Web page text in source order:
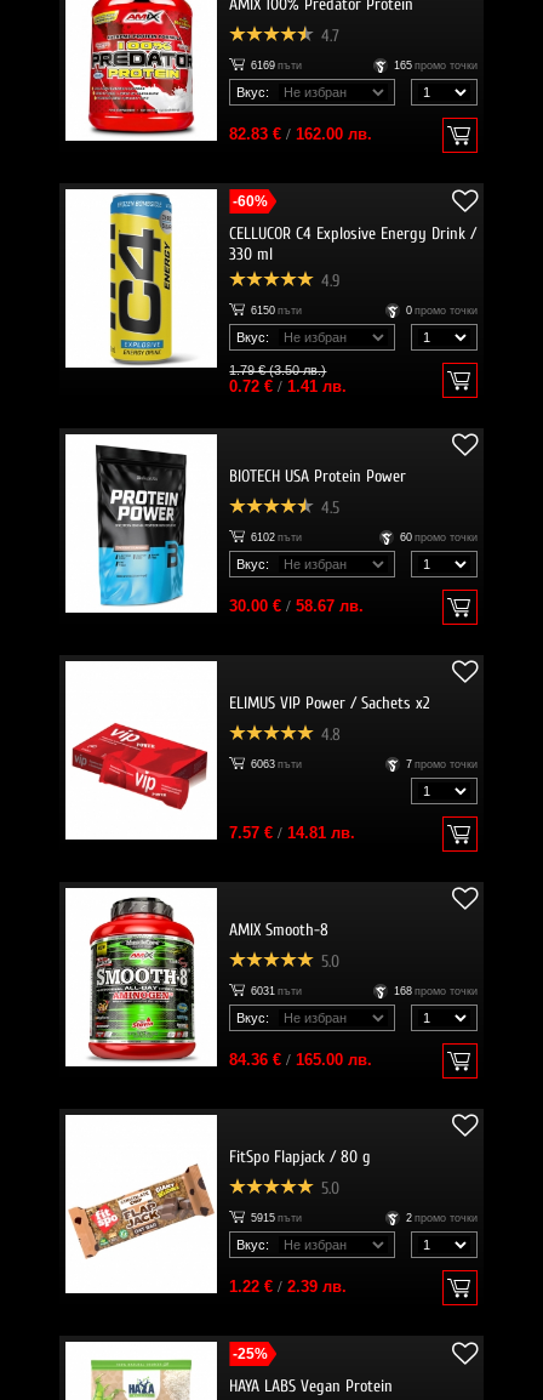
4.7
6169 пъти 165 промо точки
Вкус:
82.83 €/ 162.00 лв.
-60%
CELLUCOR C4 Explosive Energy Drink /
330 ml
4.9
6150 пъти 0 промо точки
Вкус:
1.79 € (3.50 лв.)
0.72 €/ 1.41 лв.
BIOTECH USA Protein Power
4.5
6102 пъти 60 промо точки
Вкус:
30.00 €/ 58.67 лв.
ELIMUS VIP Power / Sachets x2
4.8
6063 пъти 7 промо точки
7.57 €/ 14.81 лв.
AMIX Smooth-8
5.0
6031 пъти 168 промо точки
Вкус:
84.36 €/ 165.00 лв.
FitSpo Flapjack / 80 g
5.0
5915 пъти 2 промо точки
Вкус:
1.22 €/ 2.39 лв.
-25%
HAYA LABS Vegan Protein